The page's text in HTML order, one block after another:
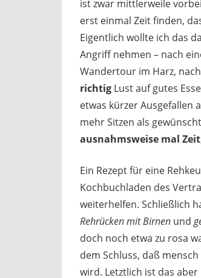
ist zwar mittlerweile
erst einmal Zeit finden,
Eigentlich wollte ich das
Angriff nehmen – nach
Wandertour im Harz,
richtig Lust auf gutes
etwas kürzer Ausgefallen
mehr Sitzen als
ausnahmsweise mal Zeit
Ein Rezept für eine
Kochbuchladen des
weiterhelfen. Schließlich
Rehrücken mit Birnen und
doch noch etwa zu rosa
dem Schluss, daß
wird. Letztlich ist das